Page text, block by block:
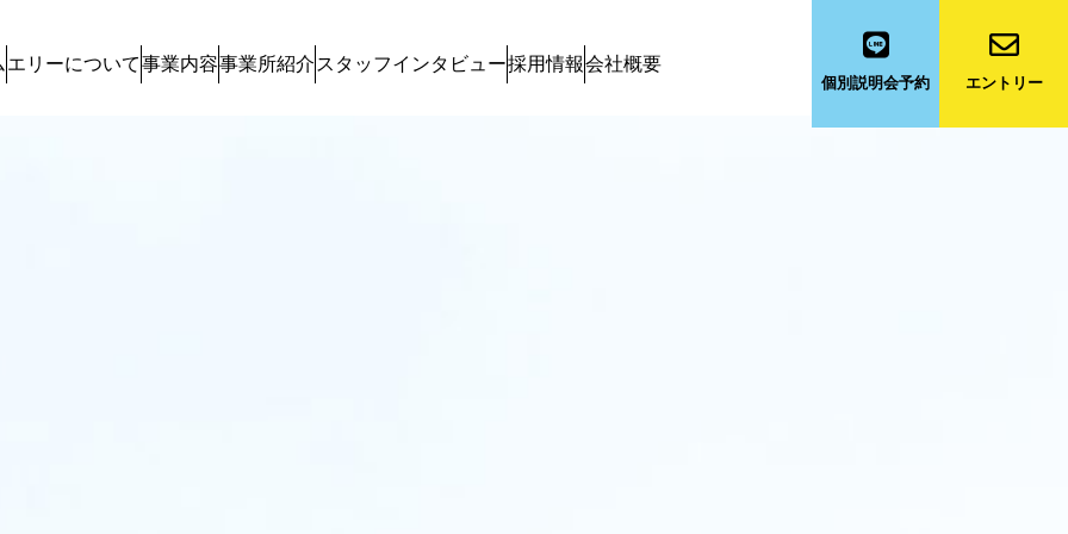
エリーについて事業内容事業所紹介 スタッフインタビュー採用情報会社概要
個別説明会予約 エントリー